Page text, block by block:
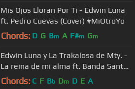
Mis Ojos Lloran Por Ti - Edwin Luna
ft. Pedro Cuevas (Cover) #MiOtroYo
Chords: D G Bm A F#m Gm
Edwin Luna y La Trakalosa de Mty. -
La reina de mi alma ft. Banda Santa
y Sagrada (Video Oficial)
Chords: C F Bb Dm D E A